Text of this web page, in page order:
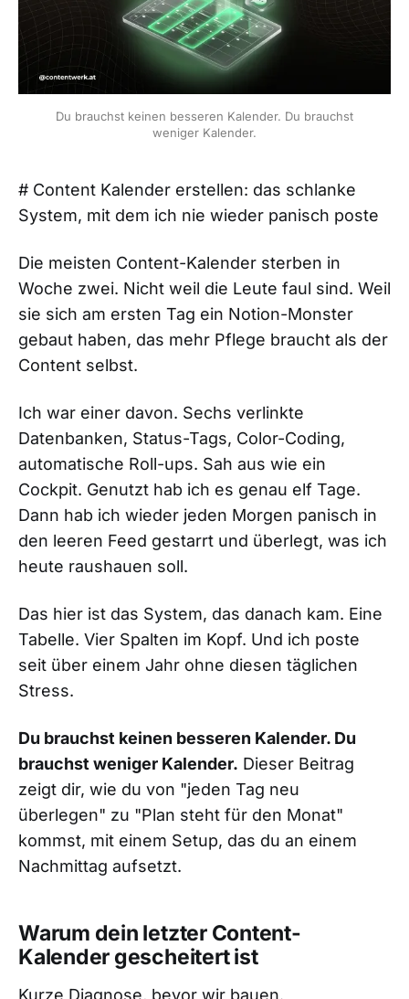
Du brauchst keinen besseren Kalender. Du brauchst
weniger Kalender.
# Content Kalender erstellen: das schlanke
System, mit dem ich nie wieder panisch poste
Die meisten Content-Kalender sterben in
Woche zwei. Nicht weil die Leute faul sind. Weil
sie sich am ersten Tag ein Notion-Monster
gebaut haben, das mehr Pflege braucht als der
Content selbst.
Ich war einer davon. Sechs verlinkte
Datenbanken, Status-Tags, Color-Coding,
automatische Roll-ups. Sah aus wie ein
Cockpit. Genutzt hab ich es genau elf Tage.
Dann hab ich wieder jeden Morgen panisch in
den leeren Feed gestarrt und überlegt, was ich
heute raushauen soll.
Das hier ist das System, das danach kam. Eine
Tabelle. Vier Spalten im Kopf. Und ich poste
seit über einem Jahr ohne diesen täglichen
Stress.
Du brauchst keinen besseren Kalender. Du
brauchst weniger Kalender. Dieser Beitrag
zeigt dir, wie du von "jeden Tag neu
überlegen" zu "Plan steht für den Monat"
kommst, mit einem Setup, das du an einem
Nachmittag aufsetzt.
Warum dein letzter Content-
Kalender gescheitert ist
Kurze Diagnose, bevor wir bauen.